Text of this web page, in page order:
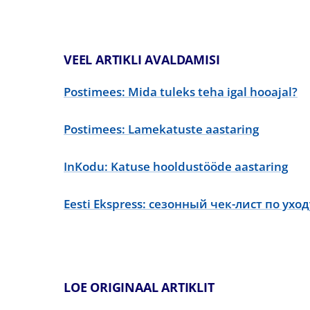
VEEL ARTIKLI AVALDAMISI
Postimees: Mida tuleks teha igal hooajal?
Postimees: Lamekatuste aastaring
InKodu: Katuse hooldustööde aastaring
Eesti Ekspress: сезонный чек-лист по
LOE ORIGINAAL ARTIKLIT